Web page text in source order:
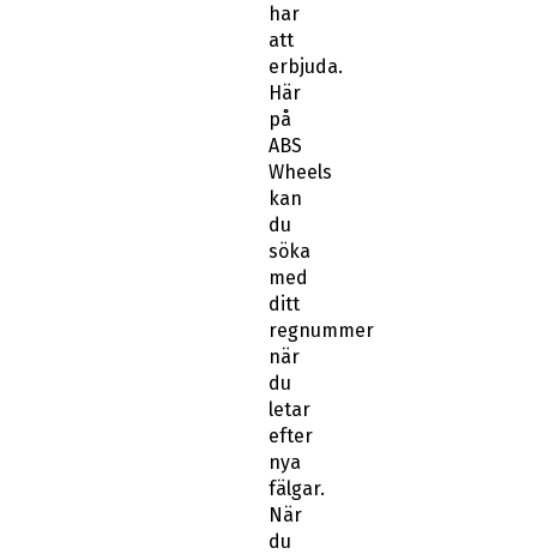
har
att
erbjuda.
Här
på
ABS
Wheels
kan
du
söka
med
ditt
regnummer
när
du
letar
efter
nya
fälgar.
När
du